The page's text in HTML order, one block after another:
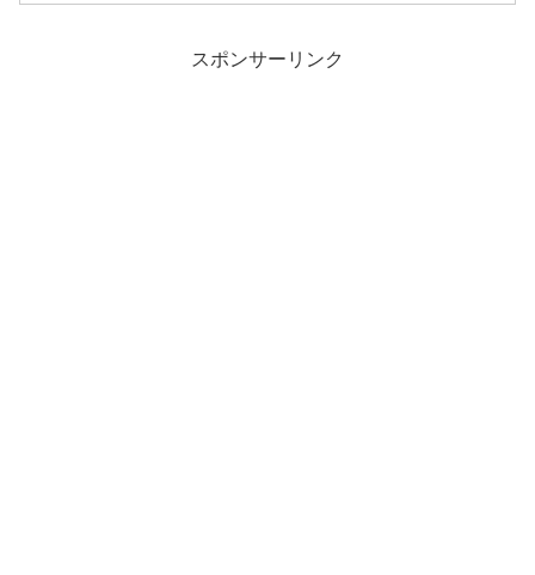
スポンサーリンク